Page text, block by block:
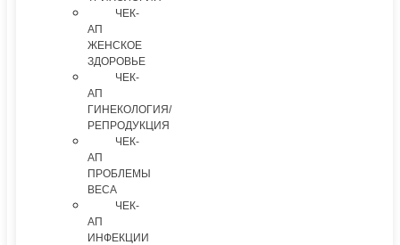
ЧЕК-
АП
ЖЕНСКОЕ
ЗДОРОВЬЕ
ЧЕК-
АП
ГИНЕКОЛОГИЯ/
РЕПРОДУКЦИЯ
ЧЕК-
АП
ПРОБЛЕМЫ
ВЕСА
ЧЕК-
АП
ИНФЕКЦИИ